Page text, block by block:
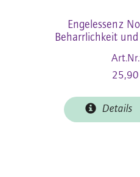
Engelessenz
Beharrlichkeit
25,90
Details